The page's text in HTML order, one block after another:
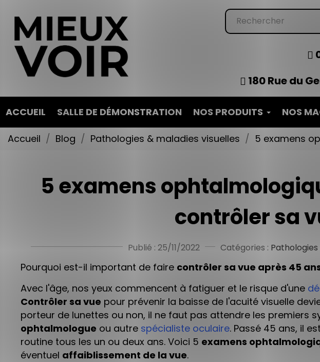
180 Rue du
ACCUEIL SALLE DE DÉMONSTRATION NOS PRODUITS NOS
Accueil Blog Pathologies & maladies visuelles 5 examens
5 examens
contrôler sa
Publié : 25/11/2022 Catégories :
Pourquoi est-il important de faire contrôler sa vue après 45
Avec l'âge, nos yeux commencent à fatiguer et le risque d'une
Contrôler sa vue pour prévenir la baisse de l'acuité visuelle
porteur de lunettes ou non, il ne faut pas attendre les premiers
ophtalmologue ou autre spécialiste oculaire. Passé 45 ans, il
routine tous les un ou deux ans. Voici 5 examens
éventuel affaiblissement de la vue.